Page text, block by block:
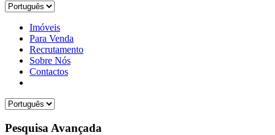
Imóveis
Para Venda
Recrutamento
Sobre Nós
Contactos
Pesquisa Avançada